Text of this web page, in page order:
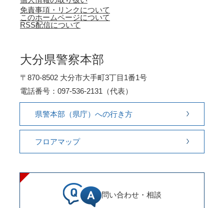
免責事項・リンクについて
このホームページについて
RSS配信について
大分県警察本部
〒870-8502 大分市大手町3丁目1番1号
電話番号：097-536-2131（代表）
県警本部（県庁）への行き方
フロアマップ
問い合わせ・相談